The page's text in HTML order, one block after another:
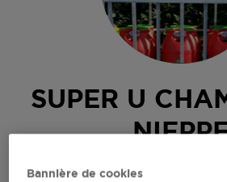
SUPER U
DREVE DU BAILLY
Bannière de cookies